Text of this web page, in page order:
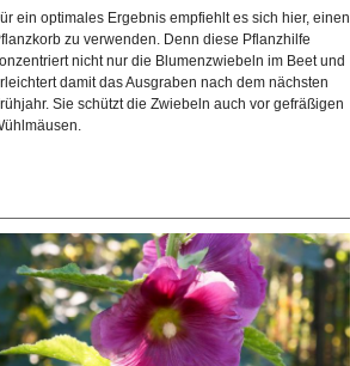
ein optimales Ergebnis empfiehlt es sich hier, einen
zu verwenden. Denn diese Pflanzhilfe
nicht nur die Blumenzwiebeln im Beet und
damit das Ausgraben nach dem nächsten
Sie schützt die Zwiebeln auch vor gefräßigen